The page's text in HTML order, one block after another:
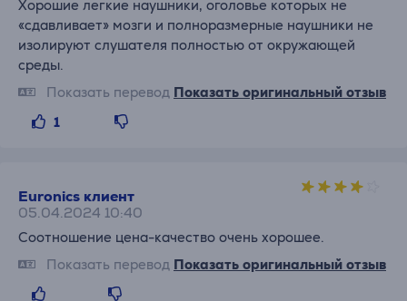
Хорошие легкие наушники, оголовье которых не
«сдавливает» мозги и полноразмерные наушники не
изолируют слушателя полностью от окружающей
среды.
Показать перевод Показать оригинальный отзыв
1
Euronics клиент
05.04.2024 10:40
Соотношение цена-качество очень хорошее.
Показать перевод Показать оригинальный отзыв